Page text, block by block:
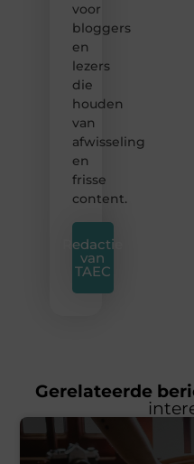
voor
bloggers
en
lezers
die
houden
van
afwisseling
en
frisse
content.
Redactie
van
TAEC
Gerelateerde